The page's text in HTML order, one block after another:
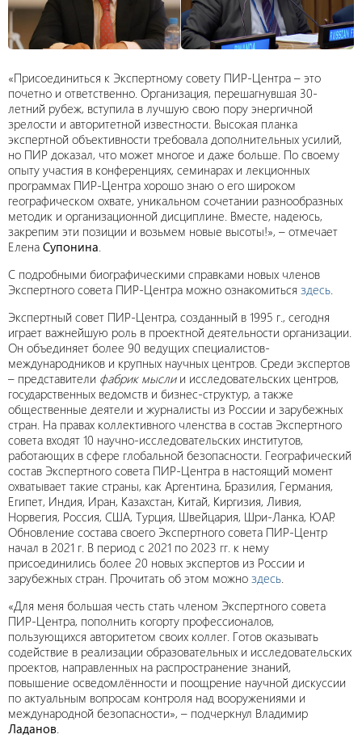
«Присоединиться к Экспертному совету ПИР-Центра – это
почетно и ответственно. Организация, перешагнувшая 30-
летний рубеж, вступила в лучшую свою пору энергичной
зрелости и авторитетной известности. Высокая планка
экспертной объективности требовала дополнительных усилий,
но ПИР доказал, что может многое и даже больше. По своему
опыту участия в конференциях, семинарах и лекционных
программах ПИР-Центра хорошо знаю о его широком
географическом охвате, уникальном сочетании разнообразных
методик и организационной дисциплине. Вместе, надеюсь,
закрепим эти позиции и возьмем новые высоты!», – отмечает
Елена Супонина.
С подробными биографическими справками новых членов
Экспертного совета ПИР-Центра можно ознакомиться здесь.
Экспертный совет ПИР-Центра, созданный в 1995 г., сегодня
играет важнейшую роль в проектной деятельности организации.
Он объединяет более 90 ведущих специалистов-
международников и крупных научных центров. Среди экспертов
– представители фабрик мыслии исследовательских центров,
государственных ведомств и бизнес-структур, а также
общественные деятели и журналисты из России и зарубежных
стран. На правах коллективного членства в состав Экспертного
совета входят 10 научно-исследовательских институтов,
работающих в сфере глобальной безопасности. Географический
состав Экспертного совета ПИР-Центра в настоящий момент
охватывает такие страны, как Аргентина, Бразилия, Германия,
Египет, Индия, Иран, Казахстан, Китай, Киргизия, Ливия,
Норвегия, Россия, США, Турция, Швейцария, Шри-Ланка, ЮАР.
Обновление состава своего Экспертного совета ПИР-Центр
начал в 2021 г. В период с 2021 по 2023 гг. к нему
присоединились более 20 новых экспертов из России и
зарубежных стран. Прочитать об этом можно здесь.
«Для меня большая честь стать членом Экспертного совета
ПИР-Центра, пополнить когорту профессионалов,
пользующихся авторитетом своих коллег. Готов оказывать
содействие в реализации образовательных и исследовательских
проектов, направленных на распространение знаний,
повышение осведомлённости и поощрение научной дискуссии
по актуальным вопросам контроля над вооружениями и
международной безопасности», – подчеркнул Владимир
Ладанов.